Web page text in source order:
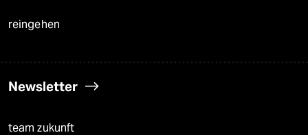
reingehen
Newsletter
team zukunft